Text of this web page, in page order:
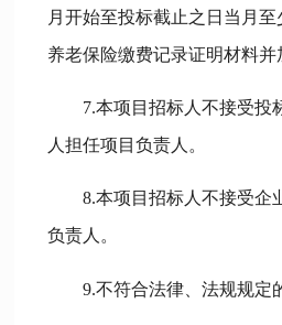
月开始至投标截止之日当月至
养老保险缴费记录证明材料并
7.本项目招标人不接受投
人担任项目负责人。
8.本项目招标人不接受企
负责人。
9.不符合法律、法规规定